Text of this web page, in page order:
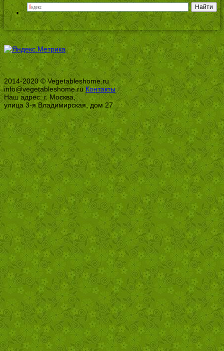
2014-2020 © Vegetableshome.ru
info@vegetableshome.ruКонтакты
Наш адрес: г. Москва,
улица 3-я Владимирская, дом 27